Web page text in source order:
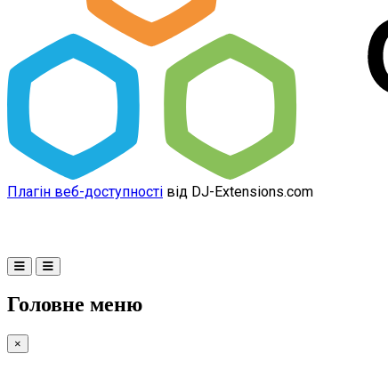
Плагін веб-доступності від DJ-Extensions.com
Головне меню
×